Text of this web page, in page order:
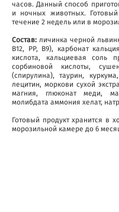
часов. Данный способ
и ночных животных.
течение 2 недель или в
Состав: личинка черной
В12, РР, В9), карбонат
кислота, кальциевая соль
сорбиновой кислоты,
(спирулина), таурин,
лецитин, моркови сухой
магния, глюконат меди,
молибдата аммония хелат,
Готовый продукт хранится в
морозильной камере до 6